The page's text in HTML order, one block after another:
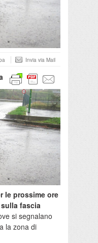
Invia via Mail
le prossime ore
fascia
si segnalano
la zona di